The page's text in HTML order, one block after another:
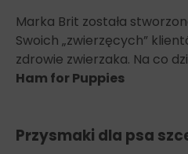
Marka Brit została
Swoich „zwierzęcych”
zdrowie zwierzaka. Na co
Ham for Puppies
Przysmaki dla psa